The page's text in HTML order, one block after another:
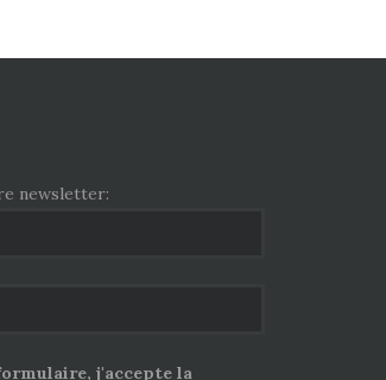
newsletter:
j'accepte la